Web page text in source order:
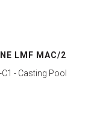
LMF MAC/2
- Casting Pool